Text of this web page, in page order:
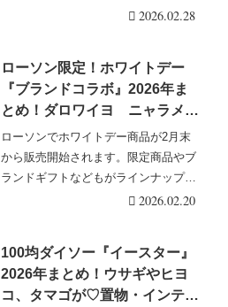
夏、オンラインストアフェア
いて、人気のグッズ・・・続きを読む
2026.02.28
ローソン限定！ホワイトデー
『ブランドコラボ』2026年ま
とめ！ダロワイヨ ニャラメル
サンドクッキーも！値引き、割
引は？
ローソンでホワイトデー商品が2月末
から販売開始されます。限定商品やブ
ランドギフトなどもがラインナップ！
ローソン限定！ホワ・・・続きを読む
2026.02.20
100均ダイソー『イースター』
2026年まとめ！ウサギやヒヨ
コ、タマゴが♡置物・インテリ